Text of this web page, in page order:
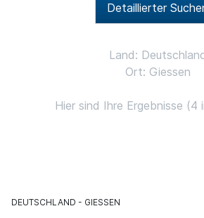
Detaillierter
Land:
Ort: Giessen
Hier sind Ihre Ergebnisse (4
DEUTSCHLAND GIESSEN